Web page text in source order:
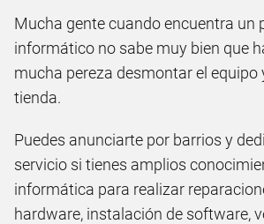
Mucha gente cuando encuentra un
informático no sabe muy bien que
mucha pereza desmontar el equipo
tienda.
Puedes anunciarte por barrios y
servicio si tienes amplios
informática para realizar
hardware, instalación de software,